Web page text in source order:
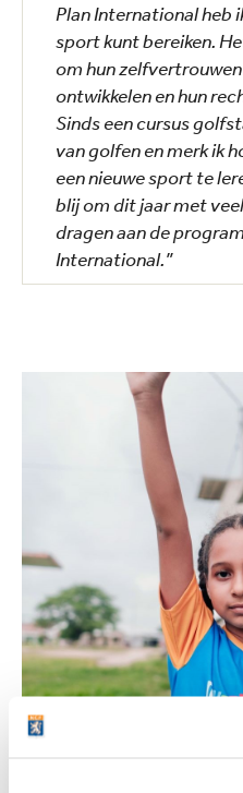
Plan International heb
sport kunt bereiken.
om hun
ontwikkelen en hun
Sinds een cursus
van golfen en merk ik
een nieuwe sport te
blij om dit jaar met
dragen aan de
International.”